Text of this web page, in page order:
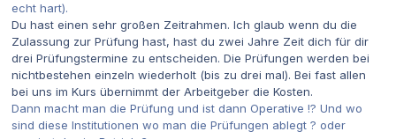
echt hart).
Du hast einen sehr großen Zeitrahmen. Ich glaub wenn du die
Zulassung zur Prüfung hast, hast du zwei Jahre Zeit dich für dir
drei Prüfungstermine zu entscheiden. Die Prüfungen werden bei
nichtbestehen einzeln wiederholt (bis zu drei mal). Bei fast allen
bei uns im Kurs übernimmt der Arbeitgeber die Kosten.
Dann macht man die Prüfung und ist dann Operative !? Und wo
sind diese Institutionen wo man die Prüfungen ablegt ? oder